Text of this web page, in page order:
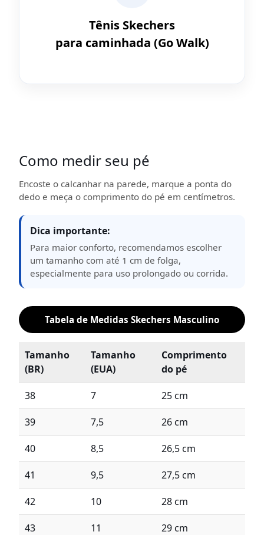
Tênis Skechers
para caminhada (Go Walk)
Como medir seu pé
Encoste o calcanhar na parede, marque a ponta do
dedo e meça o comprimento do pé em centímetros.
Dica importante:
Para maior conforto, recomendamos escolher
um tamanho com até 1 cm de folga,
especialmente para uso prolongado ou corrida.
Tabela de Medidas Skechers Masculino
Tamanho
(BR)
Tamanho
(EUA)
Comprimento
do pé
38 7 25 cm
39 7,5 26 cm
40 8,5 26,5 cm
41 9,5 27,5 cm
42 10 28 cm
43 11 29 cm